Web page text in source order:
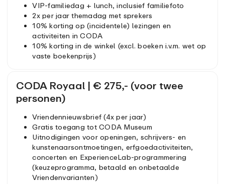
VIP-familiedag + lunch, inclusief familiefoto
2x per jaar themadag met sprekers
10% korting op (incidentele) lezingen en
activiteiten in CODA
10% korting in de winkel (excl. boeken i.v.m. wet op
vaste boekenprijs)
CODA Royaal | € 275,- (voor twee
personen)
Vriendennieuwsbrief (4x per jaar)
Gratis toegang tot CODA Museum
Uitnodigingen voor openingen, schrijvers- en
kunstenaarsontmoetingen, erfgoedactiviteiten,
concerten en ExperienceLab-programmering
(keuzeprogramma, betaald en onbetaalde
Vriendenvarianten)